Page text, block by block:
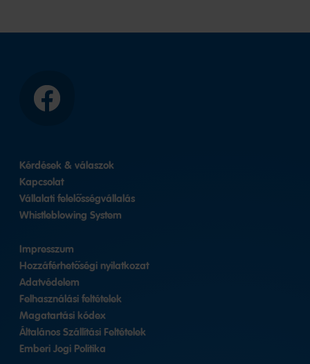
Facebook
Kérdések & válaszok
Kapcsolat
Vállalati felelősségvállalás
Whistleblowing System
Impresszum
Hozzáférhetőségi nyilatkozat
Adatvédelem
Felhasználási feltételek
Magatartási kódex
Általános Szállítási Feltételek
Emberi Jogi Politika